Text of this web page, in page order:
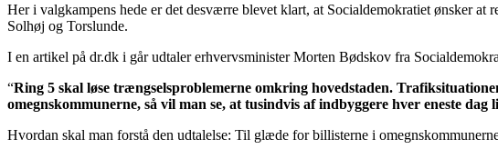
Her i valgkampens hede er det desværre blevet klart, at Socialdemokratiet ønsker
Solhøj og Torslunde.
I en artikel på dr.dk i går udtaler erhvervsminister Morten Bødskov fra
“Ring 5 skal løse trængselsproblemerne omkring hovedstaden.
omegnskommunerne, så vil man se, at tusindvis af indbyggere hver eneste
Hvordan skal man forstå den udtalelse: Til glæde for billisterne i